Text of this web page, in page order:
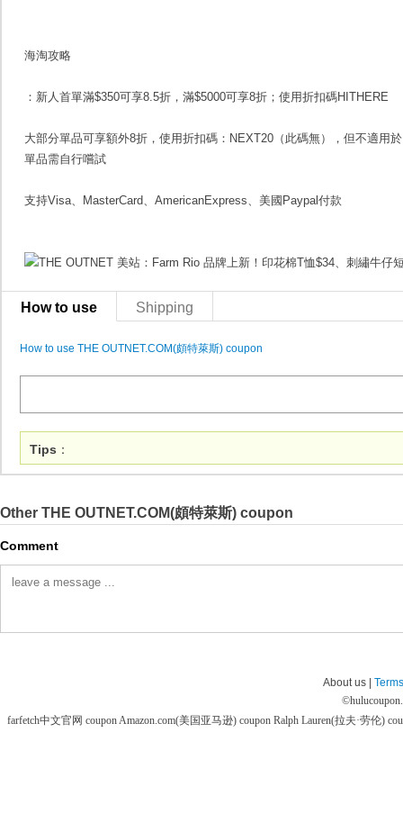
海淘攻略
：新人首單滿$350可享8.5折，滿$5000可享8折；使用折扣碼HITHERE
大部分單品可享額外8折，使用折扣碼：NEXT20（此碼無），但不適用
單品需自行嚐試
支持Visa、MasterCard、AmericanExpress、美國Paypal付款
How to use Shipping
How to use THE OUTNET.COM(頗特萊斯) coupon
Tips ：
Other THE OUTNET.COM(頗特萊斯) coupon
Comment
About us |
©
farfetch中文官网 couponAmazon.com(美国亚马逊) coupon Ralph Lauren(拉夫·劳伦)